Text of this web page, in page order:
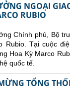
NGOẠI
RUBIO
Chính phủ, Bộ
Rubio. Tại cuộc
Hoa Kỳ Marco
quốc tế.
TỔNG